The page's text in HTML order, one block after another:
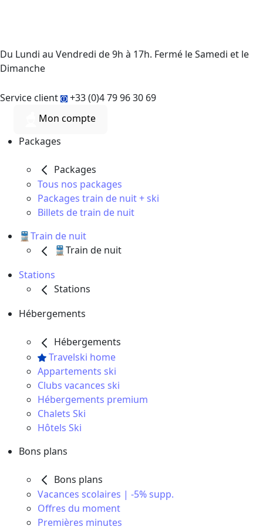
Du Lundi au Vendredi de 9h à 17h. Fermé le Samedi et le
Dimanche
Service client
+33 (0)4 79 96 30 69
Mon compte
Packages
Packages
Tous nos packages
Packages train de nuit + ski
Billets de train de nuit
🚆Train de nuit
🚆Train de nuit
Stations
Stations
Hébergements
Hébergements
Travelski home
Appartements ski
Clubs vacances ski
Hébergements premium
Chalets Ski
Hôtels Ski
Bons plans
Bons plans
Vacances scolaires | -5% supp.
Offres du moment
Premières minutes